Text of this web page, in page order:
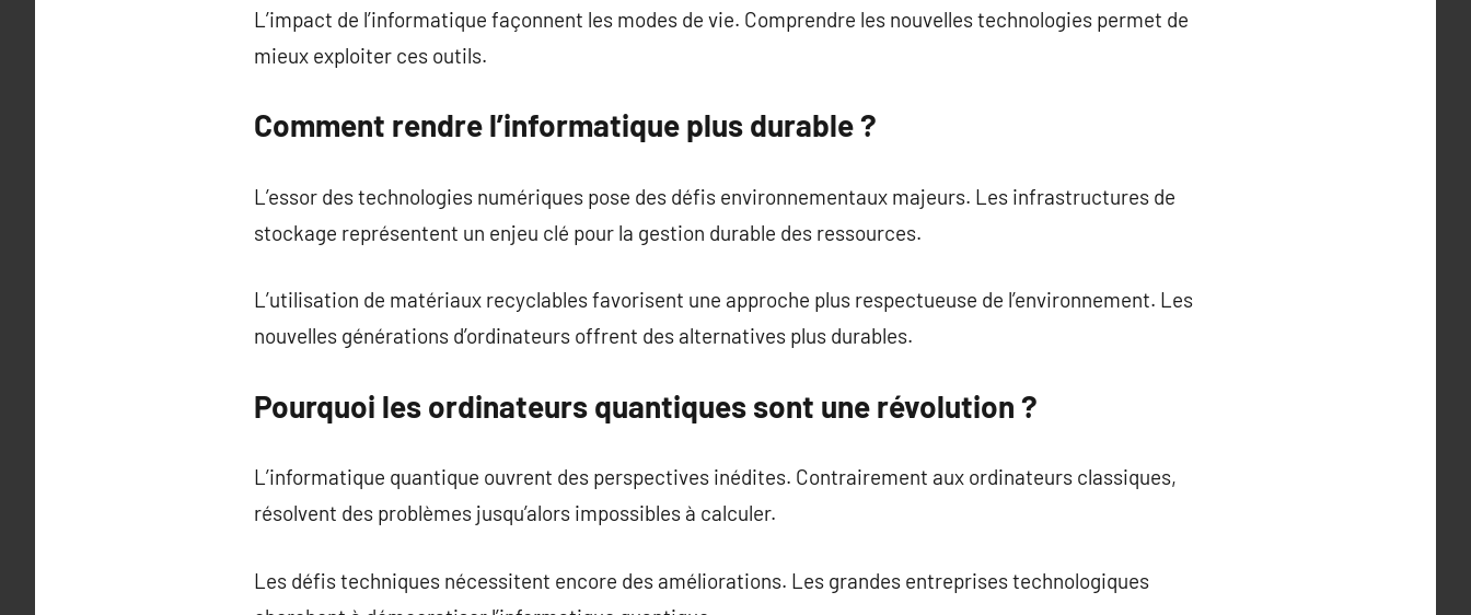
L’impact de l’informatique façonnent les modes de vie. Comprendre les nouvelles technologies permet de
mieux exploiter ces outils.
Comment rendre l’informatique plus durable ?
L’essor des technologies numériques pose des défis environnementaux majeurs. Les infrastructures de
stockage représentent un enjeu clé pour la gestion durable des ressources.
L’utilisation de matériaux recyclables favorisent une approche plus respectueuse de l’environnement. Les
nouvelles générations d’ordinateurs offrent des alternatives plus durables.
Pourquoi les ordinateurs quantiques sont une révolution ?
L’informatique quantique ouvrent des perspectives inédites. Contrairement aux ordinateurs classiques,
résolvent des problèmes jusqu’alors impossibles à calculer.
Les défis techniques nécessitent encore des améliorations. Les grandes entreprises technologiques